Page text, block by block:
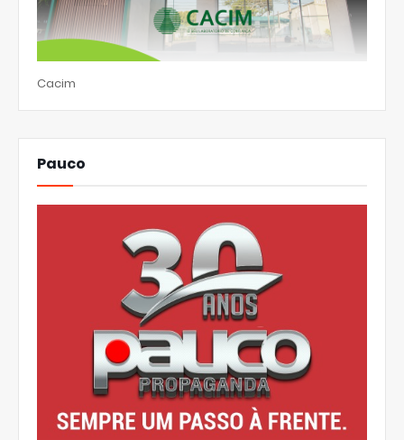
Cacim
Pauco